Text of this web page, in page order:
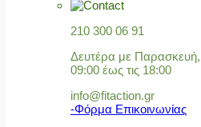
210 300 06 91
Δευτέρα με Παρασκευή,
09:00 έως τις 18:00
info@fitaction.gr
-Φόρμα Επικοινωνίας